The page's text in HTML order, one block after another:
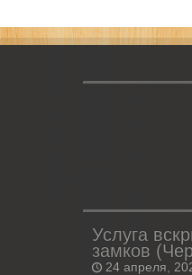
Услуга
замков
24 апреля,